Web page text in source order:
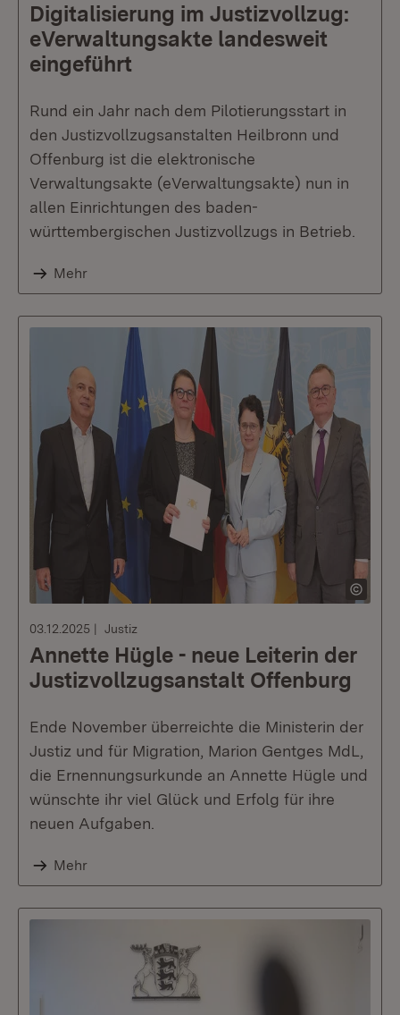
Digitalisierung im Justizvollzug:
eVerwaltungsakte landesweit
eingeführt
Rund ein Jahr nach dem Pilotierungsstart in
den Justizvollzugsanstalten Heilbronn und
Offenburg ist die elektronische
Verwaltungsakte (eVerwaltungsakte) nun in
allen Einrichtungen des baden-
württembergischen Justizvollzugs in Betrieb.
Mehr
03.12.2025 Justiz
Annette Hügle - neue Leiterin der
Justizvollzugsanstalt Offenburg
Ende November überreichte die Ministerin der
Justiz und für Migration, Marion Gentges MdL,
die Ernennungsurkunde an Annette Hügle und
wünschte ihr viel Glück und Erfolg für ihre
neuen Aufgaben.
Mehr